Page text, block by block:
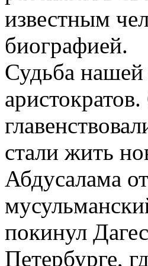
известным
биографией.
Судьба нашей
стали жить
Абдусалама
покинул
Петербурге,